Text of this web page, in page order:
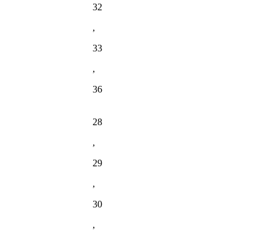
32
,
33
,
36
28
,
29
,
30
,